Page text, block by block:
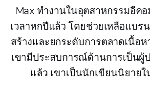
Max ทำงานในอุตสาหกรรมอีคอ
เวลาหกปีแล้ว โดยช่วยเหลือแบร
สร้างและยกระดับการตลาดเนื้อ
เขามีประสบการณ์ด้านการเป็นผู้
แล้ว เขาเป็นนักเขียนนิยายใ